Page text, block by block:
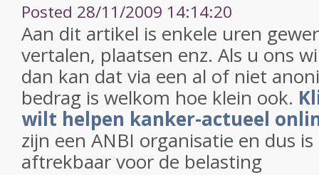
Posted 28/11/2009 14:14:20
Aan dit artikel is enkele uren
vertalen, plaatsen enz. Als u ons
dan kan dat via een al of niet
bedrag is welkom hoe klein ook.
wilt helpen kanker-actueel
zijn een ANBI organisatie en dus
aftrekbaar voor de belasting